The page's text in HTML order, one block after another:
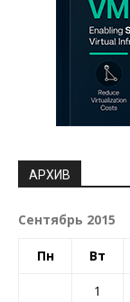
АРХИВ
Сентябрь 2015
Пн Вт
1